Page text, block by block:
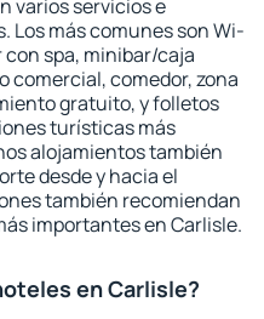
varios servicios e
Los más comunes son Wi-
spa, minibar/caja
comedor, zona
gratuito, y folletos
turísticas más
alojamientos también
desde y hacia el
también recomiendan
importantes en Carlisle.
en Carlisle?